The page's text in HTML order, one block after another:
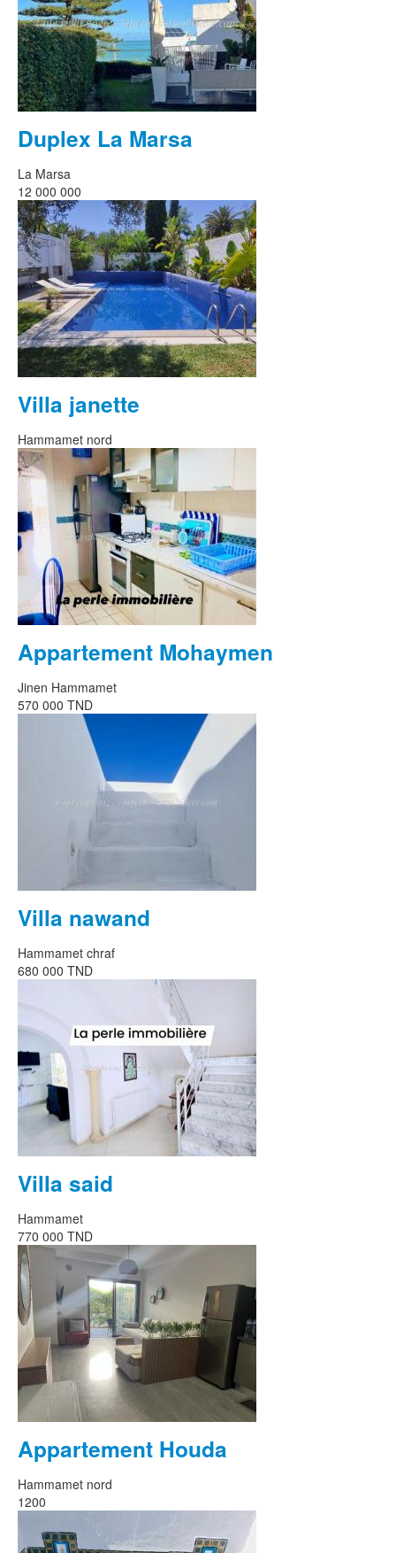
Duplex La Marsa
La Marsa
12 000 000
Villa janette
Hammamet nord
Appartement Mohaymen
Jinen Hammamet
570 000 TND
Villa nawand
Hammamet chraf
680 000 TND
Villa said
Hammamet
770 000 TND
Appartement Houda
Hammamet nord
1200